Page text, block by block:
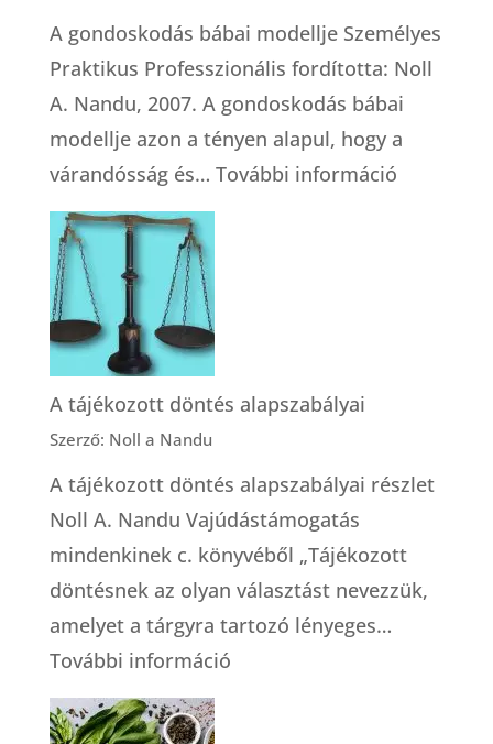
A gondoskodás bábai modellje Személyes
Praktikus Professzionális fordította: Noll
A. Nandu, 2007. A gondoskodás bábai
modellje azon a tényen alapul, hogy a
várandósság és… További információ:
A tájékozott döntés alapszabályai
Szerző: Noll a Nandu
A tájékozott döntés alapszabályai részlet
Noll A. Nandu Vajúdástámogatás
mindenkinek c. könyvéből „Tájékozott
döntésnek az olyan választást nevezzük,
amelyet a tárgyra tartozó lényeges…
További információ: